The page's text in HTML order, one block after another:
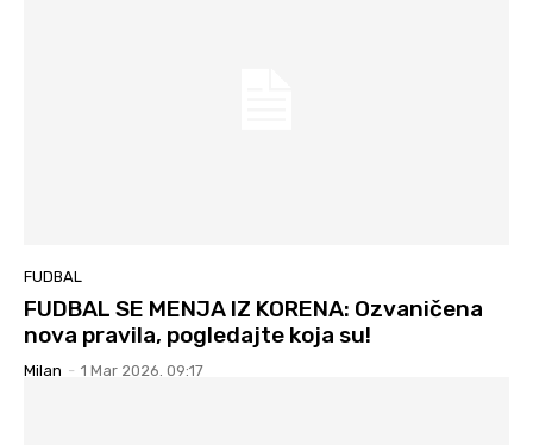
FUDBAL
FUDBAL SE MENJA IZ KORENA: Ozvaničena
nova pravila, pogledajte koja su!
Milan - 1 Mar 2026. 09:17